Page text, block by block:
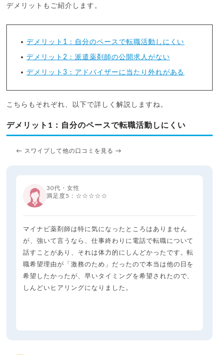
デメリットもご紹介します。
デメリット1：自分のペースで転職活動しにくい
デメリット2：派遣薬剤師の公開求人がない
デメリット3：アドバイザーに当たり外れがある
こちらもそれぞれ、以下で詳しく解説しますね。
デメリット1：自分のペースで転職活動しにくい
← スワイプして他の口コミを見る →
30代・女性
満足度5：☆☆☆☆☆
マイナビ薬剤師は特に気になったところはありません
が、強いて言うなら、仕事終わりに電話で転職について
話すことがあり、それは体力的にしんどかったです。転
職希望理由が「激務のため」だったので本当は他の日を
希望したかったが、早いタイミングを希望されたので、
しんどいヒアリングになりました。